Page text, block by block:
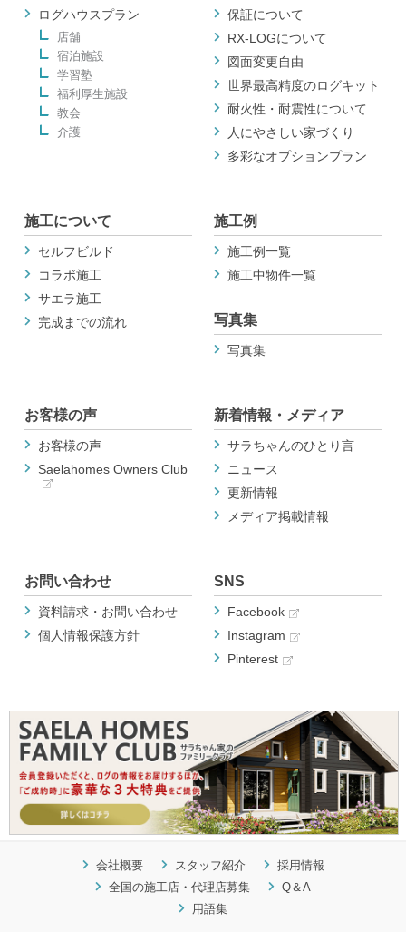
ログハウスプラン
店舗
宿泊施設
学習塾
福利厚生施設
教会
介護
保証について
RX-LOGについて
図面変更自由
世界最高精度のログキット
耐火性・耐震性について
人にやさしい家づくり
多彩なオプションプラン
施工について
セルフビルド
コラボ施工
サエラ施工
完成までの流れ
施工例
施工例一覧
施工中物件一覧
写真集
写真集
お客様の声
お客様の声
Saelahomes Owners Club
新着情報・メディア
サラちゃんのひとり言
ニュース
更新情報
メディア掲載情報
お問い合わせ
資料請求・お問い合わせ
個人情報保護方針
SNS
Facebook
Instagram
Pinterest
会社概要 スタッフ紹介
採用情報
全国の施工店・代理店募集
Q＆A
用語集